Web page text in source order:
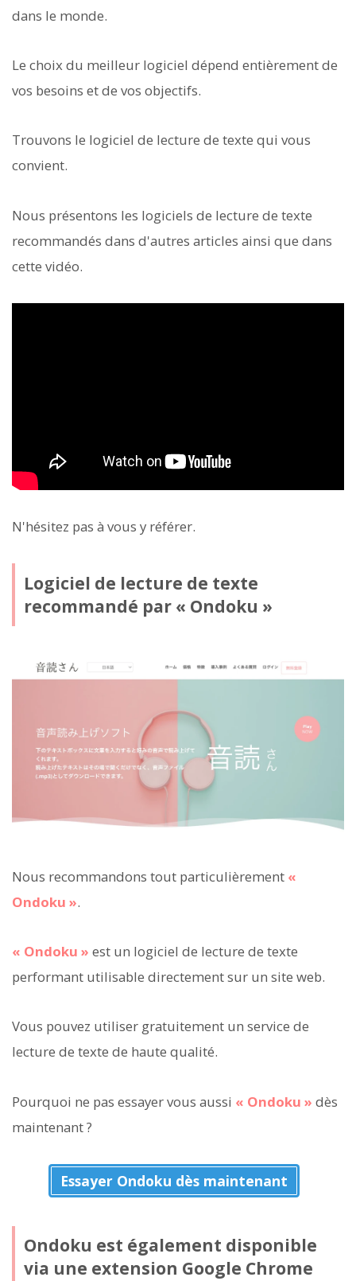
dans le monde.
Le choix du meilleur logiciel dépend entièrement de
vos besoins et de vos objectifs.
Trouvons le logiciel de lecture de texte qui vous
convient.
Nous présentons les logiciels de lecture de texte
recommandés dans d'autres articles ainsi que dans
cette vidéo.
N'hésitez pas à vous y référer.
Logiciel de lecture de texte
recommandé par « Ondoku »
Nous recommandons tout particulièrement «
Ondoku ».
« Ondoku » est un logiciel de lecture de texte
performant utilisable directement sur un site web.
Vous pouvez utiliser gratuitement un service de
lecture de texte de haute qualité.
Pourquoi ne pas essayer vous aussi « Ondoku » dès
maintenant ?
Essayer Ondoku dès maintenant
Ondoku est également disponible
via une extension Google Chrome